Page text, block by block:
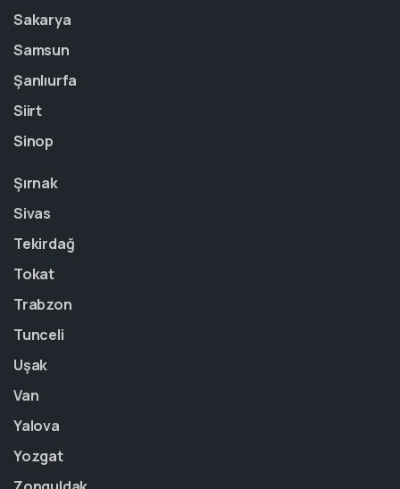
Sakarya
Samsun
Şanlıurfa
Siirt
Sinop
Şırnak
Sivas
Tekirdağ
Tokat
Trabzon
Tunceli
Uşak
Van
Yalova
Yozgat